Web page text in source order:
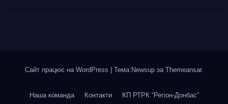
Сайт працює на WordPress Тема:Newsup за Themeansar.
Наша команда Контакти КП РТРК “Регіон-Донбас”